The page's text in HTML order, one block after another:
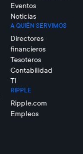
Eventos
Noticias
A QUIÉN SERVIMOS
Directores
financieros
Tesoteros
Contabilidad
TI
RIPPLE
Ripple.com
Empleos